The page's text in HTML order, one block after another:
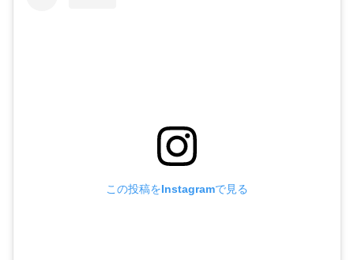
この投稿をInstagramで見る